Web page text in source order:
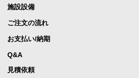
施設設備
ご注文の流れ
お支払い/納期
Q&A
見積依頼